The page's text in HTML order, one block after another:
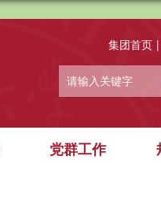
集团首页 |
党群工作